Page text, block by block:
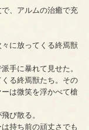
、アルムの治癒で充
に放ってくる終焉獣
手に暴れて見せた。
る終焉獣たち。その
は微笑を浮かべて槍
び散る。
持ち前の頑丈さでも